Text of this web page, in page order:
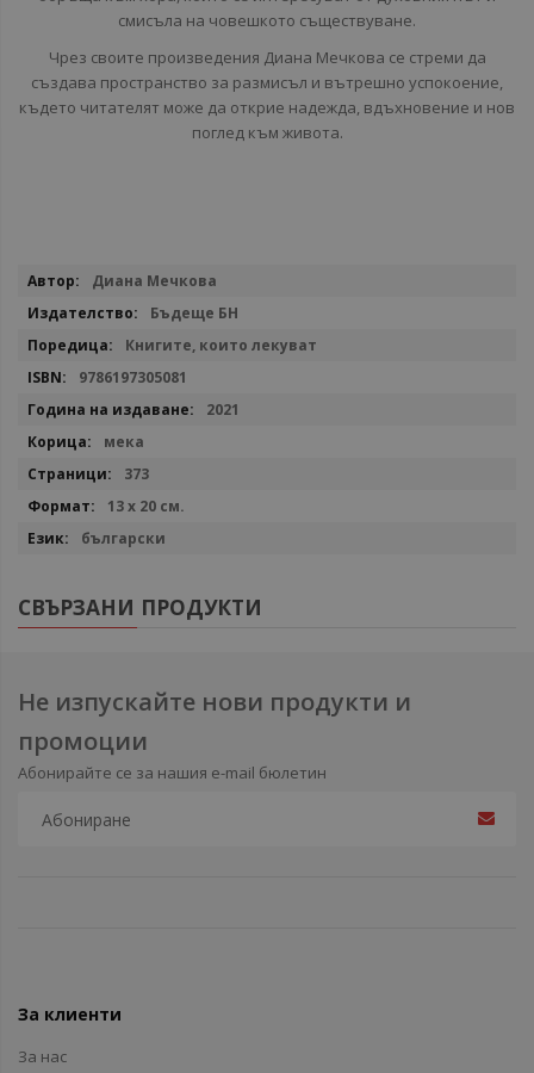
смисъла на човешкото съществуване.
Чрез своите произведения Диана Мечкова се стреми да
създава пространство за размисъл и вътрешно успокоение,
където читателят може да открие надежда, вдъхновение и нов
поглед към живота.
Повече
Диана Мечкова
Бъдеще БН
Книгите, които лекуват
9786197305081
2021
мека
373
13 х 20 см.
български
СВЪРЗАНИ ПРОДУКТИ
Не изпускайте нови продукти и
промоции
Абонирайте се за нашия e-mail бюлетин
За клиенти
За нас